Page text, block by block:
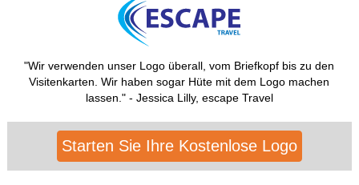
"Wir verwenden unser Logo überall, vom Briefkopf bis zu den
Visitenkarten. Wir haben sogar Hüte mit dem Logo machen
lassen." - Jessica Lilly, escape Travel
Starten Sie Ihre Kostenlose Logo